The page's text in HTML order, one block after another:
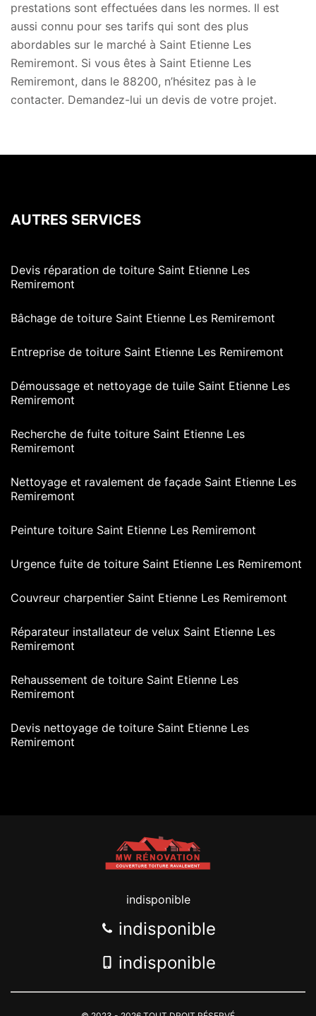
prestations sont effectuées dans les normes. Il est
aussi connu pour ses tarifs qui sont des plus
abordables sur le marché à Saint Etienne Les
Remiremont. Si vous êtes à Saint Etienne Les
Remiremont, dans le 88200, n’hésitez pas à le
contacter. Demandez-lui un devis de votre projet.
AUTRES SERVICES
Devis réparation de toiture Saint Etienne Les
Remiremont
Bâchage de toiture Saint Etienne Les Remiremont
Entreprise de toiture Saint Etienne Les Remiremont
Démoussage et nettoyage de tuile Saint Etienne Les
Remiremont
Recherche de fuite toiture Saint Etienne Les
Remiremont
Nettoyage et ravalement de façade Saint Etienne Les
Remiremont
Peinture toiture Saint Etienne Les Remiremont
Urgence fuite de toiture Saint Etienne Les Remiremont
Couvreur charpentier Saint Etienne Les Remiremont
Réparateur installateur de velux Saint Etienne Les
Remiremont
Rehaussement de toiture Saint Etienne Les
Remiremont
Devis nettoyage de toiture Saint Etienne Les
Remiremont
indisponible
indisponible
indisponible